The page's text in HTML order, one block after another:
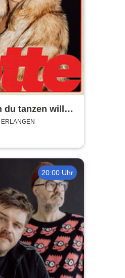
du tanzen willst
20:00 Uhr